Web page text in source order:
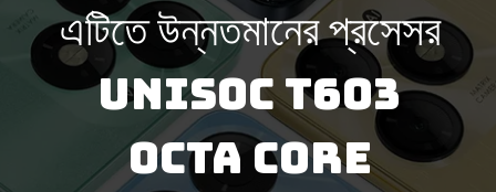
এটিতে উন্নতমানের প্রসেসর
Unisoc T603
Octa core